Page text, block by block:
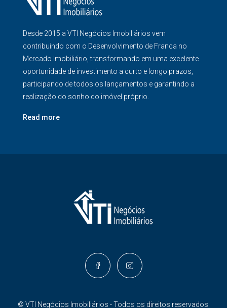
Desde 2015 a VTI Negócios Imobiliários vem
contribuindo com o Desenvolvimento de Franca no
Mercado Imobiliário, transformando em uma excelente
oportunidade de investimento a curto e longo prazos,
participando de todos os lançamentos e garantindo a
realização do sonho do imóvel próprio.
Read more
© VTI Negócios Imobiliários - Todos os direitos reservados.